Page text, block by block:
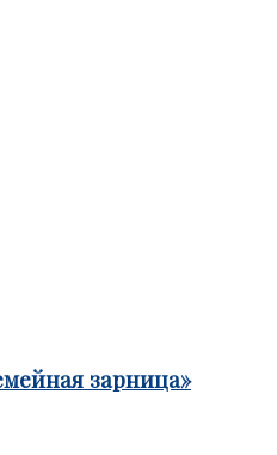
зарница»